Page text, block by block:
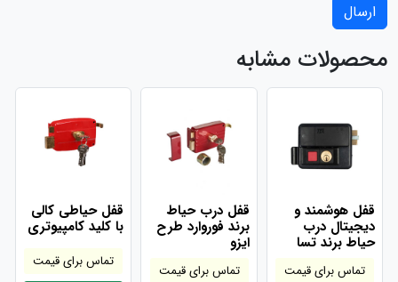
ارسال
محصولات مشابه
قفل حیاطی کالی
با کلید کامپیوتری
تماس برای قیمت
قفل درب حیاط
برند فوروارد طرح
ایزو
تماس برای قیمت
قفل هوشمند و
دیجیتال درب
حیاط برند تسا
تماس برای قیمت